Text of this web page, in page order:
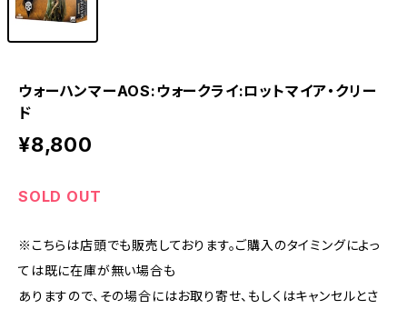
ウォーハンマーAOS:ウォークライ:ロットマイア・クリー
ド
¥8,800
SOLD OUT
※こちらは店頭でも販売しております。ご購入のタイミングによっ
ては既に在庫が無い場合も
ありますので、その場合にはお取り寄せ、もしくはキャンセルとさ